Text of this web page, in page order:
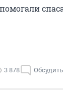
3 878 Обсудить